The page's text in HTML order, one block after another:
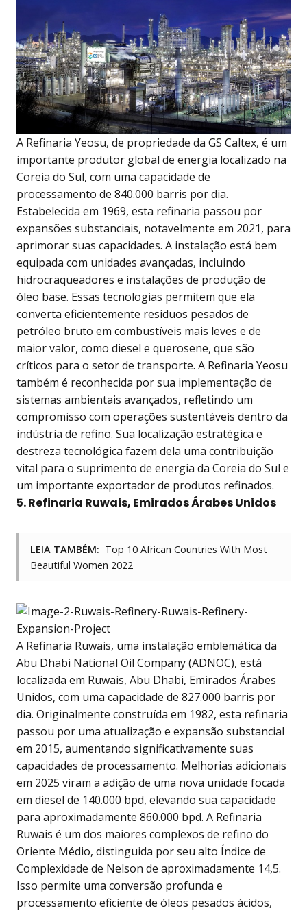
A Refinaria Yeosu, de propriedade da GS Caltex, é um
importante produtor global de energia localizado na
Coreia do Sul, com uma capacidade de
processamento de 840.000 barris por dia.
Estabelecida em 1969, esta refinaria passou por
expansões substanciais, notavelmente em 2021, para
aprimorar suas capacidades. A instalação está bem
equipada com unidades avançadas, incluindo
hidrocraqueadores e instalações de produção de
óleo base. Essas tecnologias permitem que ela
converta eficientemente resíduos pesados de
petróleo bruto em combustíveis mais leves e de
maior valor, como diesel e querosene, que são
críticos para o setor de transporte. A Refinaria Yeosu
também é reconhecida por sua implementação de
sistemas ambientais avançados, refletindo um
compromisso com operações sustentáveis dentro da
indústria de refino. Sua localização estratégica e
destreza tecnológica fazem dela uma contribuição
vital para o suprimento de energia da Coreia do Sul e
um importante exportador de produtos refinados.
5. Refinaria Ruwais, Emirados Árabes Unidos
LEIA TAMBÉM: Top 10 African Countries With Most
Beautiful Women 2022
A Refinaria Ruwais, uma instalação emblemática da
Abu Dhabi National Oil Company (ADNOC), está
localizada em Ruwais, Abu Dhabi, Emirados Árabes
Unidos, com uma capacidade de 827.000 barris por
dia. Originalmente construída em 1982, esta refinaria
passou por uma atualização e expansão substancial
em 2015, aumentando significativamente suas
capacidades de processamento. Melhorias adicionais
em 2025 viram a adição de uma nova unidade focada
em diesel de 140.000 bpd, elevando sua capacidade
para aproximadamente 860.000 bpd. A Refinaria
Ruwais é um dos maiores complexos de refino do
Oriente Médio, distinguida por seu alto Índice de
Complexidade de Nelson de aproximadamente 14,5.
Isso permite uma conversão profunda e
processamento eficiente de óleos pesados ácidos,